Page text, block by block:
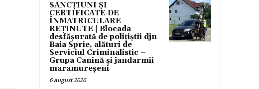
SANCȚIUNI ȘI
CERTIFICATE DE
ÎNMATRICULARE
REȚINUTE | Blocada
desfășurată de polițiștii djn
Baia Sprie, alături de
Serviciul Criminalistic –
Grupa Canină și jandarmii
maramureșeni
6 august 2026